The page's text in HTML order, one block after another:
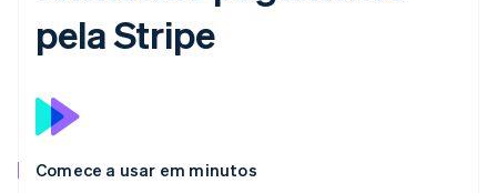
pela Stripe
Comece a usar em minutos